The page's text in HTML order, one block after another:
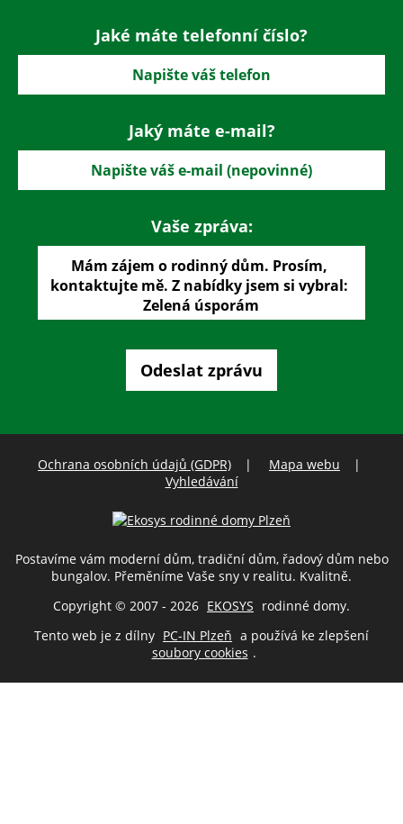
Jaké máte telefonní číslo?
Jaký máte e-mail?
Vaše zpráva:
Ochrana osobních údajů (GDPR) | Mapa webu
|
Vyhledávání
Postavíme vám moderní dům, tradiční dům, řadový dům nebo
bungalov. Přeměníme Vaše sny v realitu. Kvalitně.
Copyright © 2007 - 2026 EKOSYS rodinné domy.
Tento web je z dílny PC-IN Plzeň a používá ke zlepšení
soubory cookies .